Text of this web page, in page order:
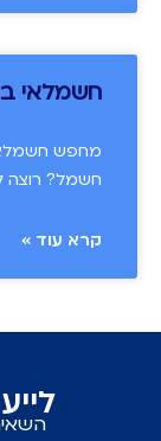
חשמלאי
מחפש
חשמל? רוצה
קרא עוד »